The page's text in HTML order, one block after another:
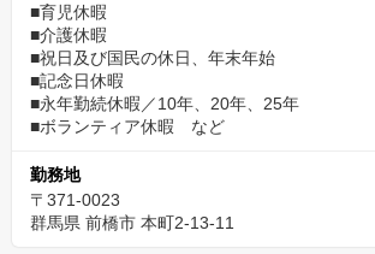
■育児休暇
■介護休暇
■祝日及び国民の休日、年末年始
■記念日休暇
■永年勤続休暇／10年、20年、25年
■ボランティア休暇 など
勤務地
〒371-0023
群馬県 前橋市 本町2-13-11